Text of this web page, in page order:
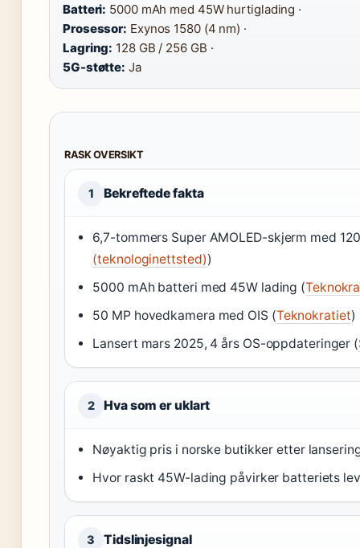
Batteri: 5000 mAh med 45W hurtiglading ·
Prosessor: Exynos 1580 (4 nm) ·
Lagring: 128 GB / 256 GB ·
5G-støtte: Ja
RASK OVERSIKT
1 Bekreftede fakta
6,7-tommers Super AMOLED-skjerm med
(teknologinettsted))
5000 mAh batteri med 45W lading (
50 MP hovedkamera med OIS (Teknokratiet)
Lansert mars 2025, 4 års OS-oppdateringer (
2 Hva som er uklart
Nøyaktig pris i norske butikker etter
Hvor raskt 45W-lading påvirker batteriets
3 Tidslinjesignal